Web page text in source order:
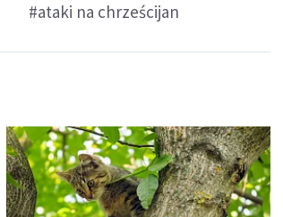
#ataki na chrześcijan